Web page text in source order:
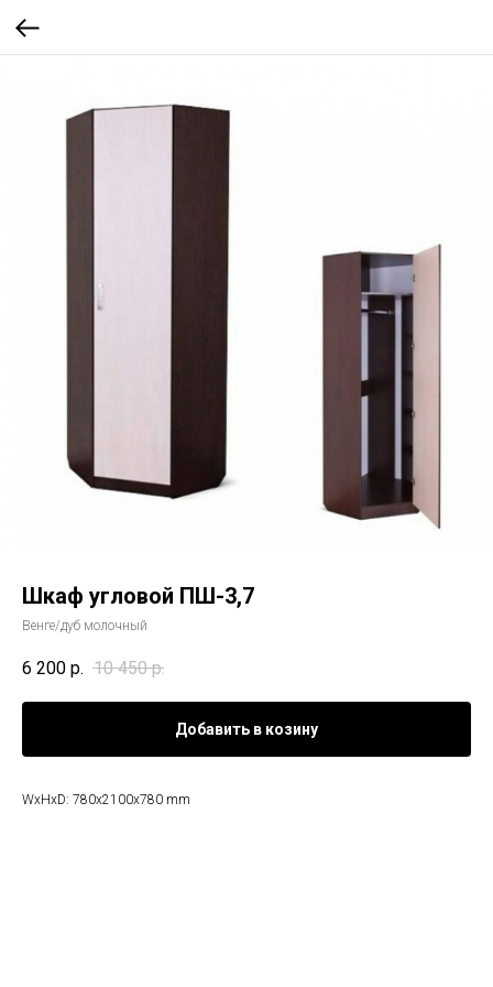
Шкаф угловой ПШ-3,7
Венге/дуб молочный
6 200 р. 10 450 р.
Добавить в козину
WxHxD: 780x2100x780 mm